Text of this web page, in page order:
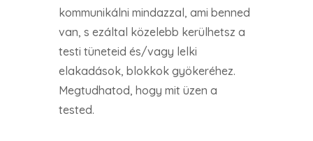
kommunikálni mindazzal, ami benned
van, s ezáltal közelebb kerülhetsz a
testi tüneteid és/vagy lelki
elakadások, blokkok gyökeréhez.
Megtudhatod, hogy mit üzen a
tested.